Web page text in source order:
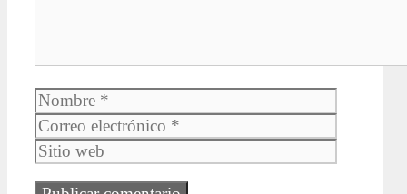
Nombre
web